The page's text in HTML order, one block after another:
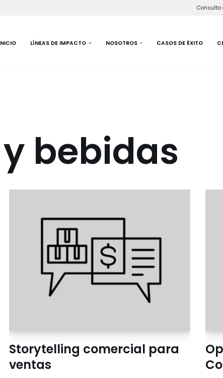
Consulta
LÍNEAS DE IMPACTO NOSOTROS CASOS DE ÉXITO
bebidas
Storytelling comercial para
ventas